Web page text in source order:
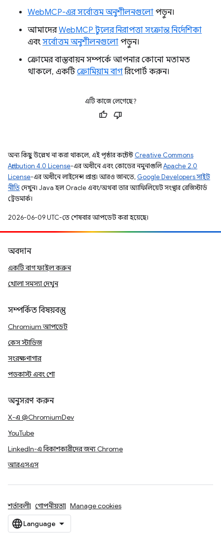
WebMCP-এর সর্বোত্তম অনুশীলনগুলো পড়ুন।
আমাদেরWebMCP টুলের নিরাপত্তা সংক্রান্ত নির্দেশিকা
এবং সর্বোত্তম অনুশীলনগুলো পড়ুন।
ক্রোমের বাস্তবায়ন সম্পর্কে আপনার কোনো মতামত
থাকলে, একটিক্রোমিয়াম বাগরিপোর্ট করুন।
এটি কাজে লেগেছে?
অন্য কিছু উল্লেখ না করা থাকলে, এই পৃষ্ঠার কন্টেন্ট Creative Commons
Attribution 4.0 License-এর অধীনে এবং কোডের নমুনাগুলিApache 2.0
License-এর অধীনে লাইসেন্স প্রাপ্ত। আরও জানতে, Google Developers সাইট
নীতিদেখুন। Java হল Oracle এবং/অথবা তার অ্যাফিলিয়েট সংস্থার রেজিস্টার্ড
ট্রেডমার্ক।
2026-06-09 UTC-তে শেষবার আপডেট করা হয়েছে।
অবদান
একটি বাগ ফাইল করুন
খোলা সমস্যা দেখুন
সম্পর্কিত বিষয়বস্তু
Chromium আপডেট
কেস স্টাডিজ
সংরক্ষণাগার
পডকাস্ট এবং শো
অনুসরণ করুন
X-এ @ChromiumDev
YouTube
LinkedIn-এ বিকাশকারীদের জন্য Chrome
আরএসএস
শর্তাবলী গোপনীয়তা Manage cookies